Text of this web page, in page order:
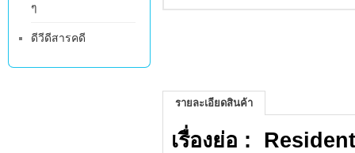
ๆ
ดีวีดีสารคดี
รายละเอียดสินค้า
เรื่องย่อ :